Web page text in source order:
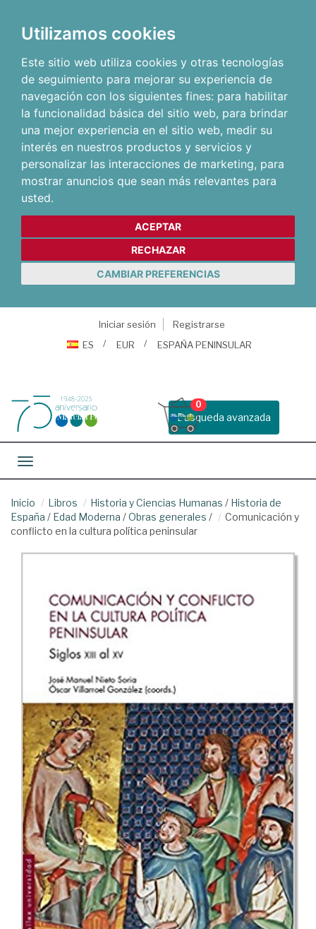
Utilizamos cookies
Este sitio web utiliza cookies y otras tecnologías
de seguimiento para mejorar su experiencia de
navegación con los siguientes fines: para habilitar
la funcionalidad básica del sitio web, para brindar
una mejor experiencia en el sitio web, medir su
interés en nuestros productos y servicios y
personalizar las interacciones de marketing, para
mostrar anuncios que sean más relevantes para
usted.
ACEPTAR
RECHAZAR
CAMBIAR PREFERENCIAS
Iniciar sesión
Registrarse
ES
EUR ESPAÑA PENINSULAR
Busqueda avanzada
0
Toggle navigation
Inicio Libros Historia y Ciencias Humanas / Historia de
España / Edad Moderna /Obras generales /
Comunicación y
conflicto en la cultura política peninsular